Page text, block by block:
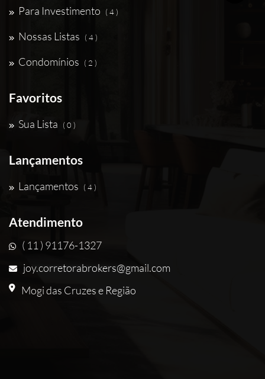
Para Investimento ( 4 )
Nossas Listas ( 4 )
Condomínios ( 2 )
Favoritos
Sua Lista ( 0 )
Lançamentos
Lançamentos ( 4 )
Atendimento
( 11 ) 91176-1327
joy.corretorabrokers@gmail.com
Mogi das Cruzes e Região